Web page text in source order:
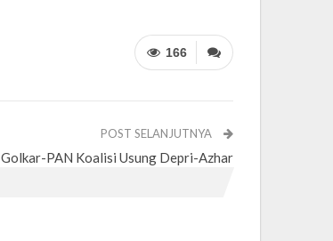
166
POST SELANJUTNYA
Golkar-PAN Koalisi Usung Depri-Azhar